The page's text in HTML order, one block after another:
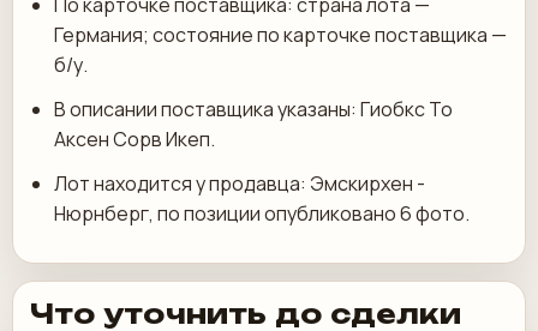
Германия; состояние по карточке поставщика —
б/у.
В описании поставщика указаны: Гиобкс То
Аксен Сорв Икеп.
Лот находится у продавца: Эмскирхен -
Нюрнберг, по позиции опубликовано 6 фото.
Что уточнить до сделки